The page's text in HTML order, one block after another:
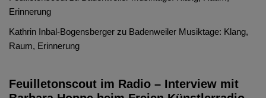
Erinnerung
Kathrin Inbal-Bogensberger zu Badenweiler Musiktage: Klang,
Raum, Erinnerung
Feuilletonscout im Radio – Interview mit